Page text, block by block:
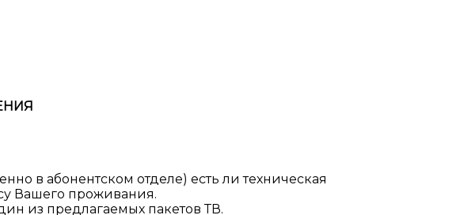
в абонентском отделе) есть ли техническая
Вашего проживания.
из предлагаемых пакетов ТВ.